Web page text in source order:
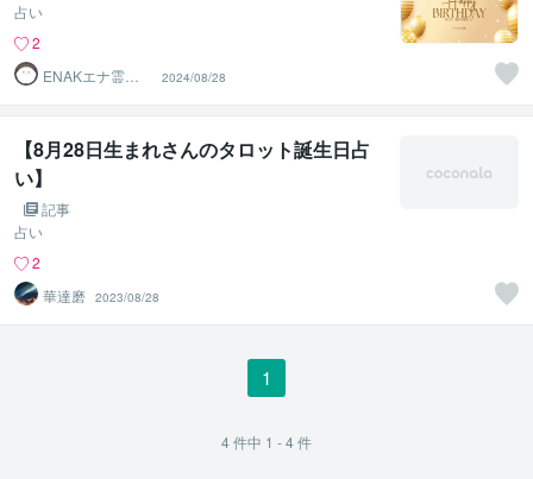
占い
2
ENAKエナ霊感
タロット
2024/08/28
【8月28日生まれさんのタロット誕生日占
い】
記事
占い
2
華達磨 2023/08/28
1
4件中 1 - 4件